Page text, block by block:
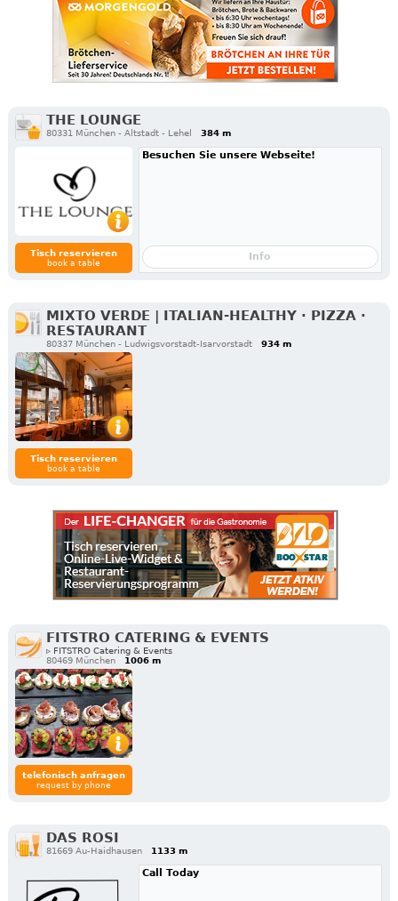
THE LOUNGE
80331 München - Altstadt - Lehel 384 m
Tisch reservieren
book a table
Besuchen Sie unsere Webseite!
Info
MIXTO VERDE | ITALIAN-HEALTHY · PIZZA ·
RESTAURANT
80337 München - Ludwigsvorstadt-Isarvorstadt 934 m
Tisch reservieren
book a table
FITSTRO CATERING & EVENTS
▹ FITSTRO Catering & Events
80469 München
1006 m
telefonisch anfragen
request by phone
DAS ROSI
81669 Au-Haidhausen 1133 m
Call Today